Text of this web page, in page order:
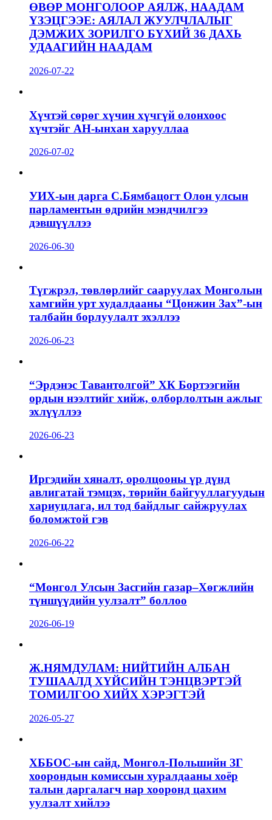
ӨВӨР МОНГОЛООР АЯЛЖ, НААДАМ
ҮЗЭЦГЭЭЕ: АЯЛАЛ ЖУУЛЧЛАЛЫГ
ДЭМЖИХ ЗОРИЛГО БҮХИЙ 36 ДАХЬ
УДААГИЙН НААДАМ
2026-07-22
Хүчтэй сөрөг хүчин хүчгүй олонхоос
хүчтэйг АН-ынхан харууллаа
2026-07-02
УИХ-ын дарга С.Бямбацогт Олон улсын
парламентын өдрийн мэндчилгээ
дэвшүүллээ
2026-06-30
Түгжрэл, төвлөрлийг сааруулах Монголын
хамгийн урт худалдааны “Цонжин Зах”-ын
талбайн борлуулалт эхэллээ
2026-06-23
“Эрдэнэс Тавантолгой” ХК Бортээгийн
ордын нээлтийг хийж, олборлолтын ажлыг
эхлүүллээ
2026-06-23
Иргэдийн хяналт, оролцооны үр дүнд
авлигатай тэмцэх, төрийн байгууллагуудын
хариуцлага, ил тод байдлыг сайжруулах
боломжтой гэв
2026-06-22
“Монгол Улсын Засгийн газар–Хөгжлийн
түншүүдийн уулзалт” боллоо
2026-06-19
Ж.НЯМДУЛАМ: НИЙТИЙН АЛБАН
ТУШААЛД ХҮЙСИЙН ТЭНЦВЭРТЭЙ
ТОМИЛГОО ХИЙХ ХЭРЭГТЭЙ
2026-05-27
ХББОС-ын сайд, Монгол-Польшийн ЗГ
хоорондын комиссын хуралдааны хоёр
талын даргалагч нар хооронд цахим
уулзалт хийлээ